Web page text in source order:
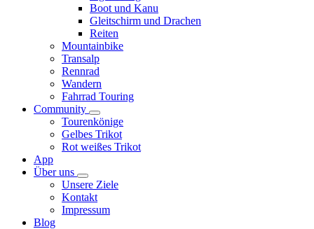
Boot und Kanu
Gleitschirm und Drachen
Reiten
Mountainbike
Transalp
Rennrad
Wandern
Fahrrad Touring
Community
Tourenkönige
Gelbes Trikot
Rot weißes Trikot
App
Über uns
Unsere Ziele
Kontakt
Impressum
Blog